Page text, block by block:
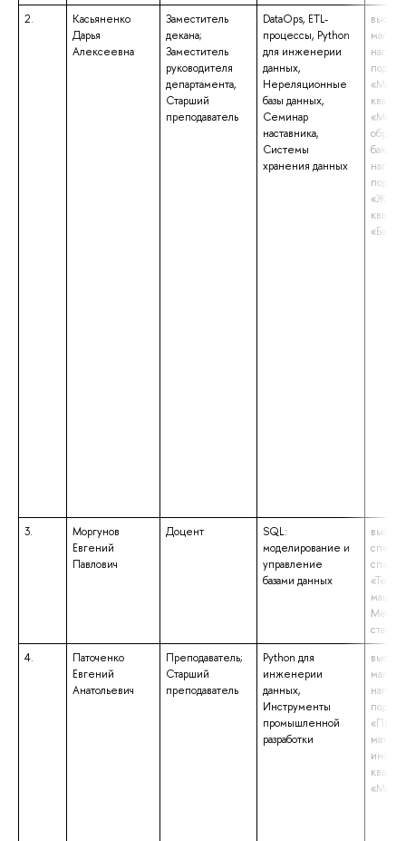
2.
Касьяненко
Дарья
Алексеевна
Заместитель
декана;
Заместитель
руководителя
департамента,
Старший
преподаватель
DataOps, ETL-
процессы, Python
для инженерии
данных,
Нереляционные
базы данных,
Семинар
наставника,
Системы
хранения данных
3.
Моргунов
Евгений
Павлович
Доцент
SQL:
моделирование и
управление
базами данных
4.
Паточенко
Евгений
Анатольевич
Преподаватель;
Старший
преподаватель
Python для
инженерии
данных,
Инструменты
промышленной
разработки